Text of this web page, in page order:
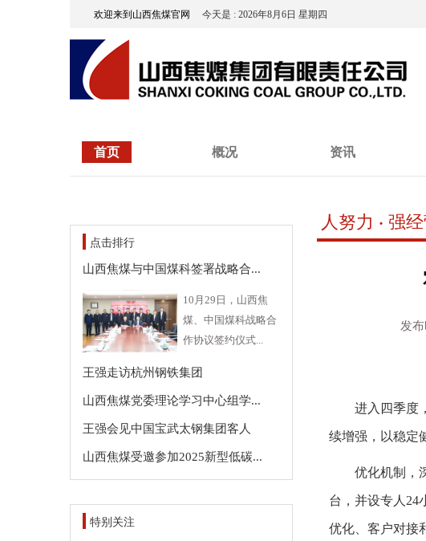
欢迎来到山西焦煤官网 今天是 : 2026年8月6日 星期四
首页 概况 资讯
点击排行
山西焦煤与中国煤科签署战略合...
10月29日，山西焦
煤、中国煤科战略合
作协议签约仪式...
王强走访杭州钢铁集团
山西焦煤党委理论学习中心组学...
王强会见中国宝武太钢集团客人
山西焦煤受邀参加2025新型低碳...
特别关注
人努力 · 强
发
进入四季度
续增强，以稳定
优化机制，
台，并设专人24
优化、客户对接